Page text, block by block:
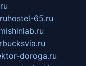
hostel-65.ru
mishinlab.ru
doroga.ru